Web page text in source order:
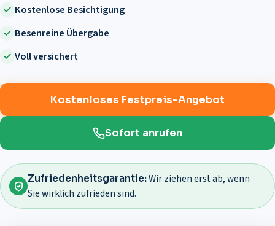
Kostenlose Besichtigung
Besenreine Übergabe
Voll versichert
Kostenloses Festpreis-Angebot
Sofort anrufen
Zufriedenheitsgarantie:Wir ziehen erst ab, wenn
Sie wirklich zufrieden sind.